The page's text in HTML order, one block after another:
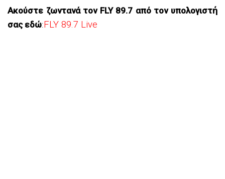
Ακούστε ζωντανά τον FLY 89.7 από τον υπολογιστή
σας εδώ:FLY 89.7 Live